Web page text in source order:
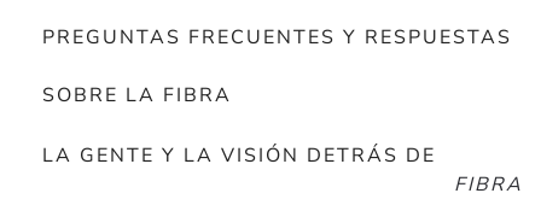
PREGUNTAS FRECUENTES Y RESPUESTAS
SOBRE LA FIBRA
LA GENTE Y LA VISIÓN DETRÁS DE
FIBRA